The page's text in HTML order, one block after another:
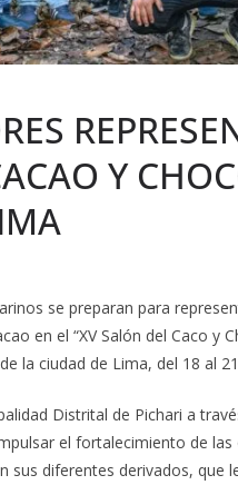
Y
se preparan para
en el “XV Salón del Caco y
la ciudad de Lima, del 18 al
Distrital de Pichari a
el fortalecimiento de
sus diferentes derivados, que